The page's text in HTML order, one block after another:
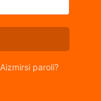
Aizmirsi paroli?